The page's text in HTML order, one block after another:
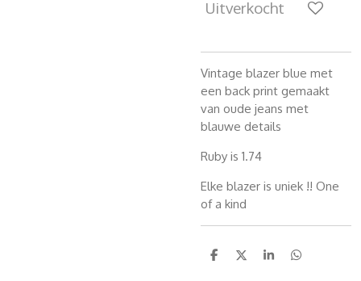
Uitverkocht
Vintage blazer blue met
een back print gemaakt
van oude jeans met
blauwe details
Ruby is 1.74
Elke blazer is uniek !! One
of a kind
D
D
S
D